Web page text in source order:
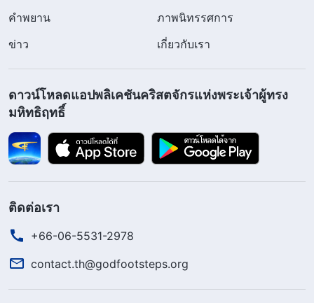
คำพยาน
ภาพนิทรรศการ
ข่าว
เกี่ยวกับเรา
ดาวน์โหลดแอปพลิเคชันคริสตจักรแห่งพระเจ้าผู้ทรง
มหิทธิฤทธิ์
ติดต่อเรา
+66-06-5531-2978
contact.th@godfootsteps.org